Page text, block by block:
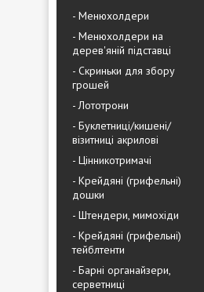
- Менюхолдери
- Менюхолдери на
дерев'яній підставці
- Скриньки для збору
грошей
- Лототрони
- Буклетниці/кишені/
візитниці акрилові
- Цінникотримачі
- Крейдяні (грифельні)
дошки
- Штендери, мимохіди
- Крейдяні (грифельні)
тейблтенти
- Барні органайзери,
серветниці